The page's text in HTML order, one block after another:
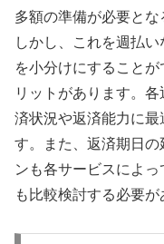
多額の準備が必要とな
しかし、これを週払
を小分けにすること
リットがあります。
済状況や返済能力に
す。また、返済期日
ンも各サービスによ
も比較検討する必要が